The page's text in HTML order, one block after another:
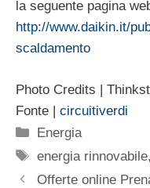
la seguente pagina
http://www.daikin.it/
scaldamento
Photo Credits |
Fonte | circuitiverdi
Categorie
Energia
Tag
energia rinnovabile,
Offerte online